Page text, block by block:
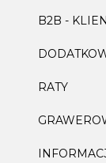
B2B -
RATY